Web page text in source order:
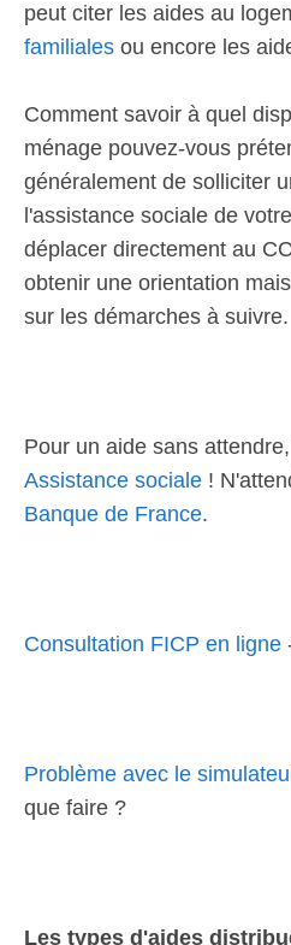
peut citer les aides au
familiales ou encore les
Comment savoir à quel
ménage pouvez-vous
généralement de solliciter
l'assistance sociale de
déplacer directement au
obtenir une orientation
sur les démarches à suivre.
Pour un aide sans
Assistance sociale !
Banque de France.
Consultation FICP en ligne
Problème avec le
que faire ?
Les types d'aides